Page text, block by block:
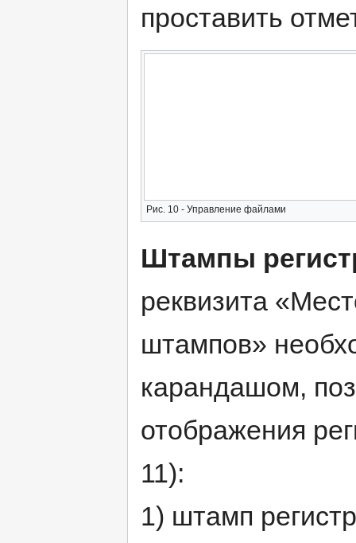
проставить
Рис. 10 - Управление файлами
Штампы
реквизита
штампов»
карандашом,
отображения
11):
1) штамп